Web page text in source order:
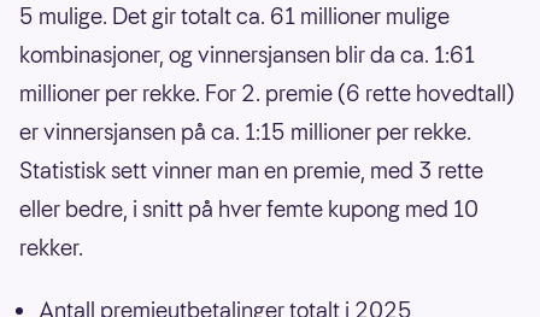
5 mulige. Det gir totalt ca. 61 millioner mulige
kombinasjoner, og vinnersjansen blir da ca. 1:61
millioner per rekke. For 2. premie (6 rette hovedtall)
er vinnersjansen på ca. 1:15 millioner per rekke.
Statistisk sett vinner man en premie, med 3 rette
eller bedre, i snitt på hver femte kupong med 10
rekker.
Antall premieutbetalinger totalt i 2025